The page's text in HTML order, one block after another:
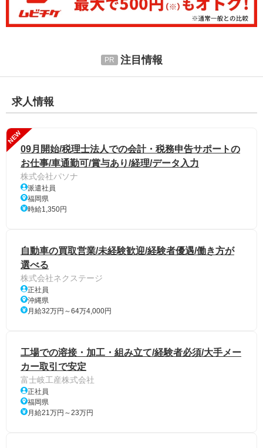
注目情報
求人情報
NEW
09月開始/税理士法人での会計・税務申告サポートの
お仕事/車通勤可/賞与あり/経理/データ入力
株式会社パソナ
派遣社員
福岡県
時給1,350円
自動車の買取営業/未経験歓迎/経験者優遇/働き方が
選べる
株式会社ネクステージ
正社員
沖縄県
月給32万円～64万4,000円
工場での溶接・加工・組み立て/経験者必須/大手メー
カー取引で安定
富士岐工産株式会社
正社員
福岡県
月給21万円～23万円